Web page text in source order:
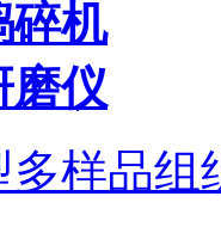
碎机
磨仪
多样品组